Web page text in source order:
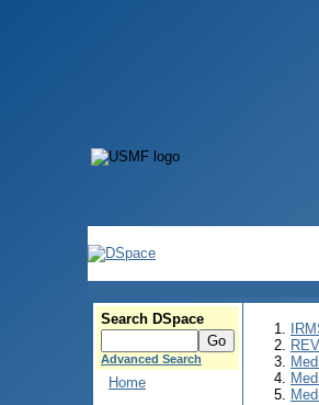
Search DSpace
Advanced Search
Home